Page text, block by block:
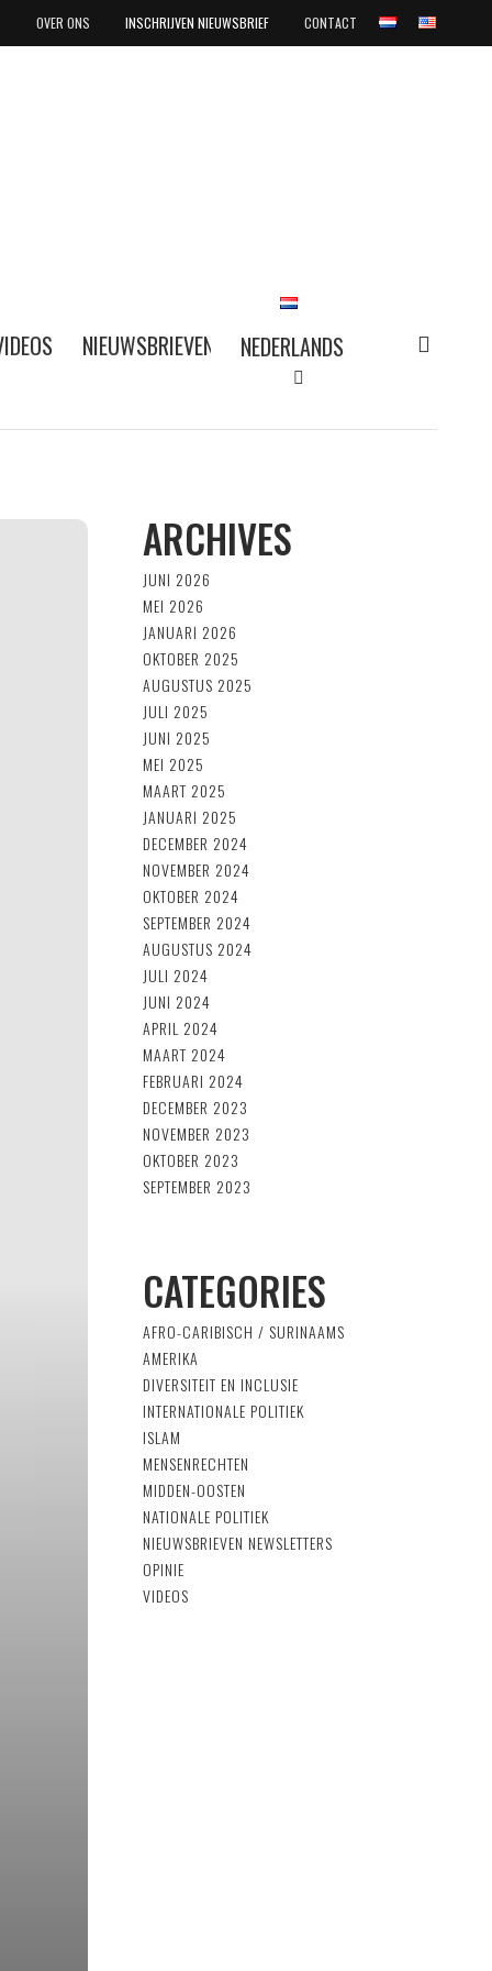
OVER ONS INSCHRIJVEN NIEUWSBRIEF CONTACT
NIEUWSBRIEVEN NEDERLANDS
ENGLISH
ARCHIVES
JUNI 2026
MEI 2026
JANUARI 2026
OKTOBER 2025
AUGUSTUS 2025
JULI 2025
JUNI 2025
MEI 2025
MAART 2025
JANUARI 2025
DECEMBER 2024
NOVEMBER 2024
OKTOBER 2024
SEPTEMBER 2024
AUGUSTUS 2024
JULI 2024
JUNI 2024
APRIL 2024
MAART 2024
FEBRUARI 2024
DECEMBER 2023
NOVEMBER 2023
OKTOBER 2023
SEPTEMBER 2023
CATEGORIES
AFRO-CARIBISCH / SURINAAMS
AMERIKA
DIVERSITEIT EN INCLUSIE
INTERNATIONALE POLITIEK
ISLAM
MENSENRECHTEN
MIDDEN-OOSTEN
NATIONALE POLITIEK
NIEUWSBRIEVEN NEWSLETTERS
OPINIE
VIDEOS